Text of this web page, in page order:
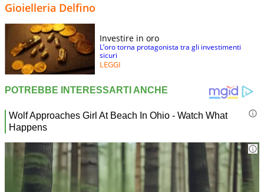
Gioielleria Delfino
Investire in oro
L’oro torna protagonista tra gli investimenti
sicuri
LEGGI